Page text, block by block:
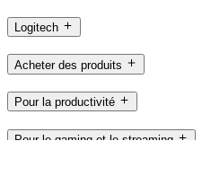
Logitech
Acheter des produits
Pour la productivité
Pour le gaming et le streaming